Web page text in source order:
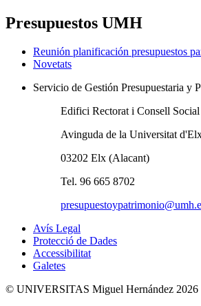
Presupuestos UMH
Reunión planificación presupuestos
Novetats
Servicio de Gestión Presupuestaria y
Edifici Rectorat i Consell Social
Avinguda de la Universitat
03202 Elx (Alacant)
Tel. 96 665 8702
Avís Legal
Protecció de Dades
Accessibilitat
Galetes
© UNIVERSITAS Miguel Hernández 2026